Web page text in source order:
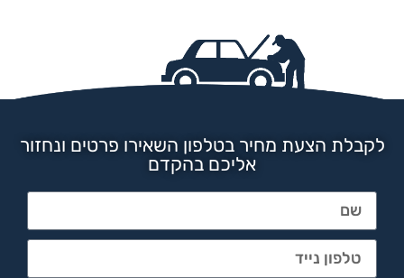
לקבלת הצעת מחיר בטלפון השאירו פרטים ונחזור
אליכם בהקדם